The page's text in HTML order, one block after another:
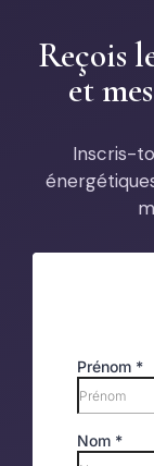
Reçois
et
Inscris-